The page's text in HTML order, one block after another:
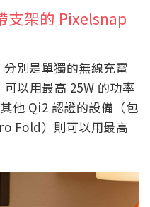
支架的 Pixelsnap
別是單獨的無線充電
以用最高 25W 的功率
他 Qi2 認證的設備（包
Fold）則可以用最高